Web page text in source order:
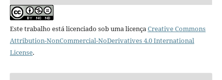
Este trabalho está licenciado sob uma licençaCreative Commons
Attribution-NonCommercial-NoDerivatives 4.0 International
License.